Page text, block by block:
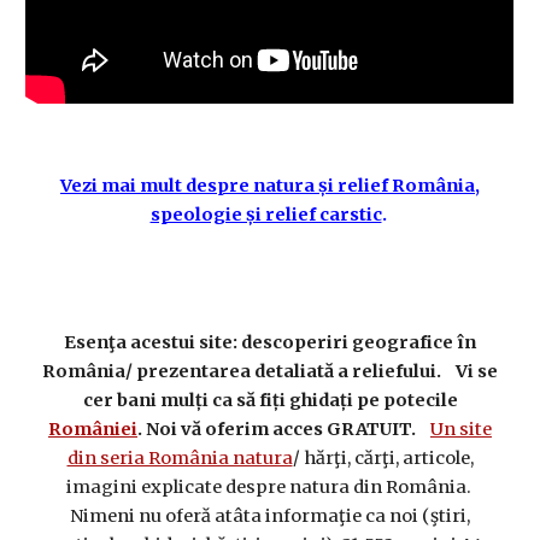
Vezi mai mult despre natura și relief România,
speologie și relief carstic.
Esenţa acestui site: descoperiri geografice în
România/ prezentarea detaliată a reliefului. Vi se
cer bani mulți ca să fiți ghidați pe potecile
României. Noi vă oferim acces GRATUIT. Un site
din seria România natura/ hărţi, cărţi, articole,
imagini explicate despre natura din România.
Nimeni nu oferă atâta informaţie ca noi (ştiri,